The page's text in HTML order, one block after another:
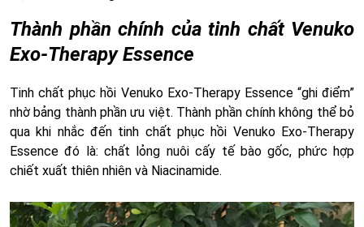
Thành phần chính của tinh chất Venuko
Exo-Therapy Essence
Tinh chất phục hồi Venuko Exo-Therapy Essence “ghi điểm”
nhờ bảng thành phần ưu việt. Thành phần chính không thể bỏ
qua khi nhắc đến tinh chất phục hồi Venuko Exo-Therapy
Essence đó là: chất lỏng nuôi cấy tế bào gốc, phức hợp
chiết xuất thiên nhiên và Niacinamide.